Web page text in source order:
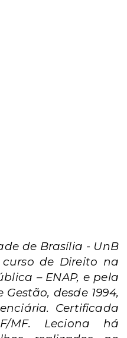
de Brasília - UnB
curso de Direito na
– ENAP, e pela
desde 1994,
Certificada
MF. Leciona há